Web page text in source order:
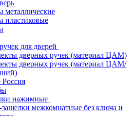
пластиковые
для дверей
дверных ручек (материал ЦАМ)
дверных ручек (материал ЦАМ/
нажимные
межкомнатные без ключа и